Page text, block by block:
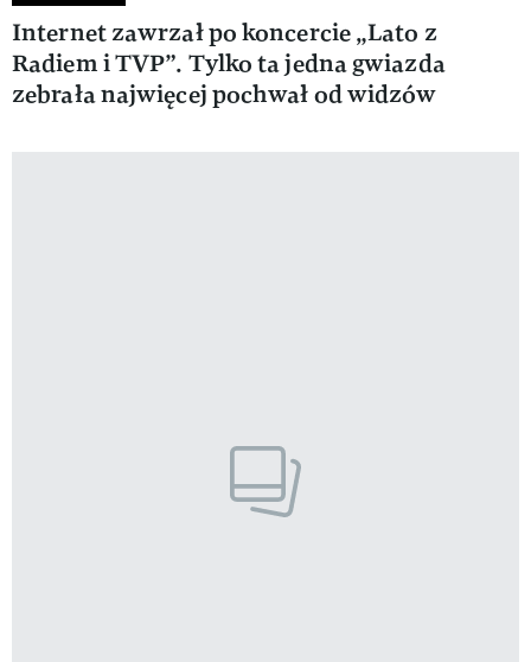
Internet zawrzał po koncercie „Lato z
Radiem i TVP”. Tylko ta jedna gwiazda
zebrała najwięcej pochwał od widzów